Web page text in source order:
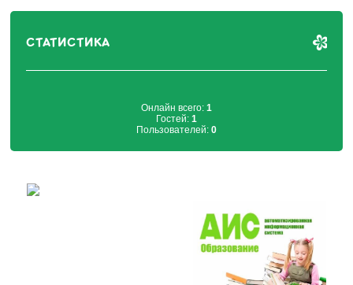
СТАТИСТИКА
Онлайн всего: 1
Гостей: 1
Пользователей: 0